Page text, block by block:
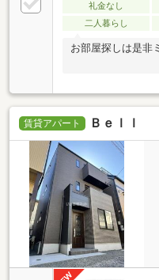
礼金なし
二人暮らし
お部屋探しは是非
賃貸アパート Ｂｅｌｌ